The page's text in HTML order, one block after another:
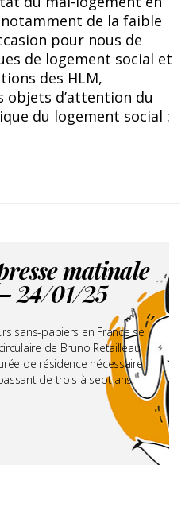
partie 2
notamment de la faible
pour nous de
de logement social et
des HLM,
objets d’attention du
du logement social :
matinale
24/01/25
sans-papiers en France se
de Bruno Retailleau
de résidence nécessaire
de trois à sept ans.